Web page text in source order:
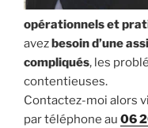
opérationnels et
avezbesoin d’une
compliqués, les
contentieuses.
Contactez-moi alors
par téléphone au 06